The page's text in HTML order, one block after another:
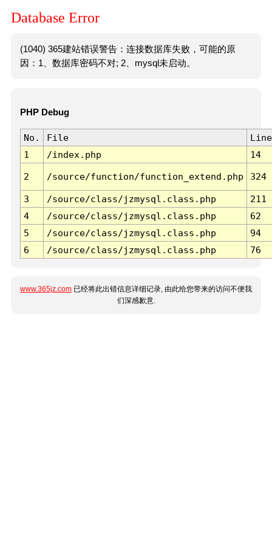
Database Error
(1040) 365建站错误警告：连接数据库失败，可能的原
因：1、数据库密码不对; 2、mysql未启动。
PHP Debug
No. File
Line
1
/index.php 14
2 /source/function/function_extend.php 324
3 /source/class/jzmysql.class.php
211
4
/source/class/jzmysql.class.php
62
5
/source/class/jzmysql.class.php
94
6
/source/class/jzmysql.class.php 76
www.365jz.com 已经将此出错信息详细记录, 由此给您带来的访问不便我
们深感歉意.